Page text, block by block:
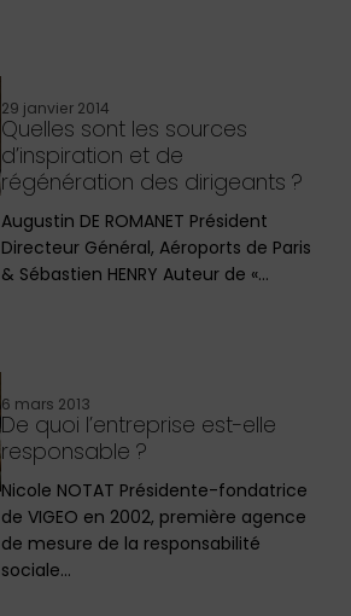
29 janvier 2014
Quelles sont les sources
d’inspiration et de
régénération des dirigeants ?
Augustin DE ROMANET Président
Directeur Général, Aéroports de Paris
& Sébastien HENRY Auteur de «…
6 mars 2013
De quoi l’entreprise est-elle
responsable ?
Nicole NOTAT Présidente-fondatrice
de VIGEO en 2002, première agence
de mesure de la responsabilité
sociale…